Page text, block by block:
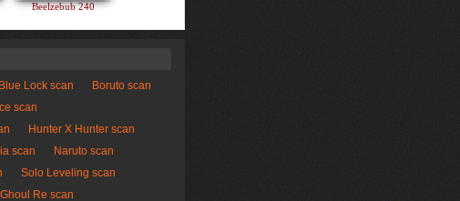
Beelzebub 240
Blue Lock scan
Boruto scan
scan
Hunter X Hunter scan
scan
Naruto scan
Solo Leveling scan
Re scan